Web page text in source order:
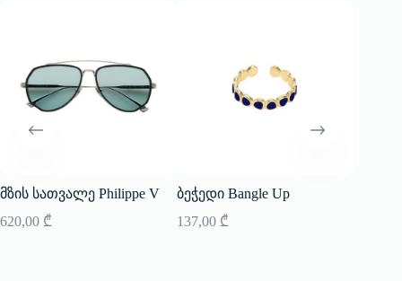
მზის სათვალე Philippe V
620,00 ₾
ბეჭედი Bangle Up
137,00 ₾